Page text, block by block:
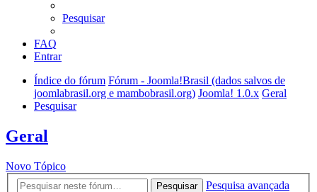
Pesquisar
FAQ
Entrar
Índice do fórum Fórum - Joomla!Brasil (dados salvos de
joomlabrasil.org e mambobrasil.org) Joomla! 1.0.x Geral
Pesquisar
Geral
Novo Tópico
Pesquisar
Pesquisa avançada